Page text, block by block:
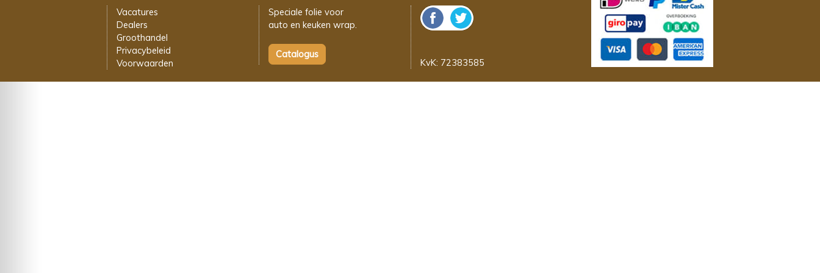
Vacatures
Dealers
Groothandel
Privacybeleid
Voorwaarden
Speciale folie voor
auto en keuken wrap.
KvK: 72383585